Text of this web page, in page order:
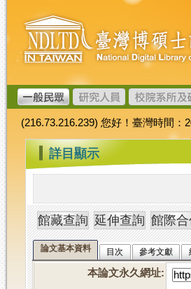
跳
到
主
要
內
容
臺
灣
博
碩
士
論
文
加
值
系
統
(216.73.216.239) 您好！臺灣時間：
::: 詳目顯示
論文基本資料 目次 參考文獻
本論文永久網址: